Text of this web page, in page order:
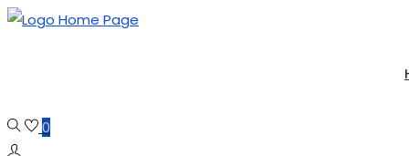
Skip
Skip
0